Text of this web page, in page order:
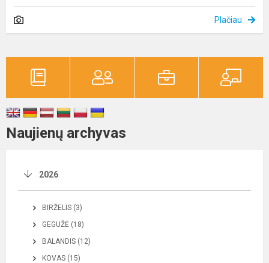
Plačiau
Naujienų archyvas
2026
BIRŽELIS (3)
GEGUŽĖ (18)
BALANDIS (12)
KOVAS (15)